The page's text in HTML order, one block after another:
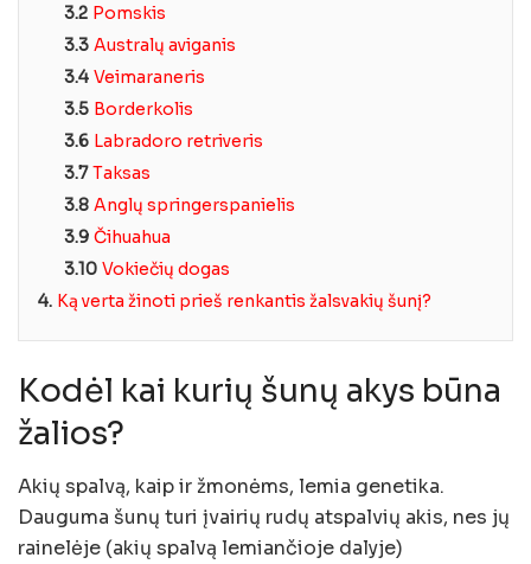
3.2 Pomskis
3.3 Australų aviganis
3.4 Veimaraneris
3.5 Borderkolis
3.6 Labradoro retriveris
3.7 Taksas
3.8 Anglų springerspanielis
3.9 Čihuahua
3.10 Vokiečių dogas
4. Ką verta žinoti prieš renkantis žalsvakių šunį?
Kodėl kai kurių šunų akys būna
žalios?
Akių spalvą, kaip ir žmonėms, lemia genetika.
Dauguma šunų turi įvairių rudų atspalvių akis, nes jų
rainelėje (akių spalvą lemiančioje dalyje)